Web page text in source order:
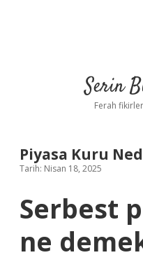
Serin
Ferah
Piyasa Kuru
Tarih: Nisan 18, 2025
Serbest
ne